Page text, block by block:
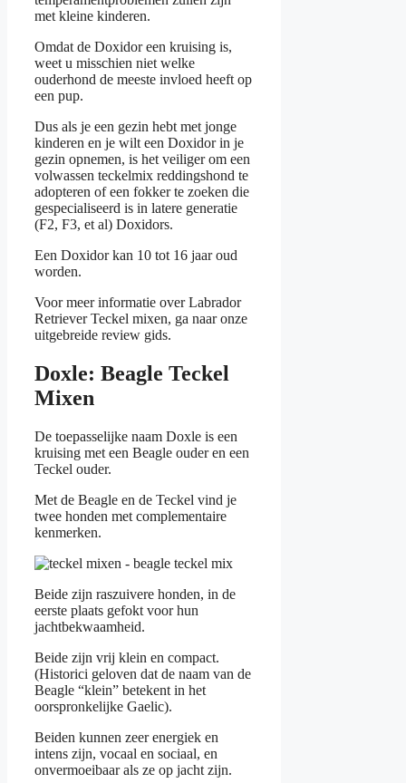
met kleine kinderen.
Omdat de Doxidor een kruising is,
weet u misschien niet welke
ouderhond de meeste invloed heeft op
een pup.
Dus als je een gezin hebt met jonge
kinderen en je wilt een Doxidor in je
gezin opnemen, is het veiliger om een
volwassen teckelmix reddingshond te
adopteren of een fokker te zoeken die
gespecialiseerd is in latere generatie
(F2, F3, et al) Doxidors.
Een Doxidor kan 10 tot 16 jaar oud
worden.
Voor meer informatie over Labrador
Retriever Teckel mixen, ga naar onze
uitgebreide review gids.
Doxle: Beagle Teckel
Mixen
De toepasselijke naam Doxle is een
kruising met een Beagle ouder en een
Teckel ouder.
Met de Beagle en de Teckel vind je
twee honden met complementaire
kenmerken.
Beide zijn raszuivere honden, in de
eerste plaats gefokt voor hun
jachtbekwaamheid.
Beide zijn vrij klein en compact.
(Historici geloven dat de naam van de
Beagle “klein” betekent in het
oorspronkelijke Gaelic).
Beiden kunnen zeer energiek en
intens zijn, vocaal en sociaal, en
onvermoeibaar als ze op jacht zijn.